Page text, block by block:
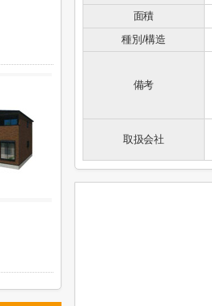
面積
種別/構造
備考
取扱会社